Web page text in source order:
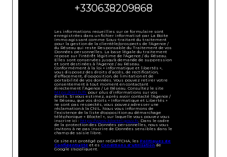
+330638209868
Les informations recueillies sur ce formulaire sont
enregistrées dans un fichier informatisé par La Boite
Immo agissant comme Sous-traitant du traitement
pour la gestion de la clientèle/prospects de l'Agence /
du Réseau qui reste Responsable du Traitement de vos
Données personnelles. La base légale du traitement
repose sur l'intérêt légitime de l'Agence / du Réseau.
Elles sont conservées jusqu'à demande de suppression
et sont destinées à l'Agence / au Réseau.
Conformément à la loi « informatique et libertés »,
vous disposez des droits d’accès, de rectification,
d’effacement, d’opposition, de limitation et de
portabilité de vos données. Vous pouvez retirer votre
consentement à tout moment en contactant
directement l’Agence / Le Réseau. Consultez le site
https://cnil.fr/fr pour plus d’informations sur vos
droits. Si vous estimez, après avoir contacté l'Agence /
le Réseau, que vos droits « Informatique et Libertés »
ne sont pas respectés, vous pouvez adresser une
réclamation à la CNIL. Nous vous informons de
l’existence de la liste d'opposition au démarchage
téléphonique « Bloctel », sur laquelle vous pouvez vous
inscrire ici : https://www.bloctel.gouv.fr . Dans le cadre
de la protection des Données personnelles, nous vous
invitons à ne pas inscrire de Données sensibles dans le
champ de saisie libre.
Ce site est protégé par reCAPTCHA, lesPolitiques de
Confidentialité et esConditions d'utilisationde
Google s'appliquent.